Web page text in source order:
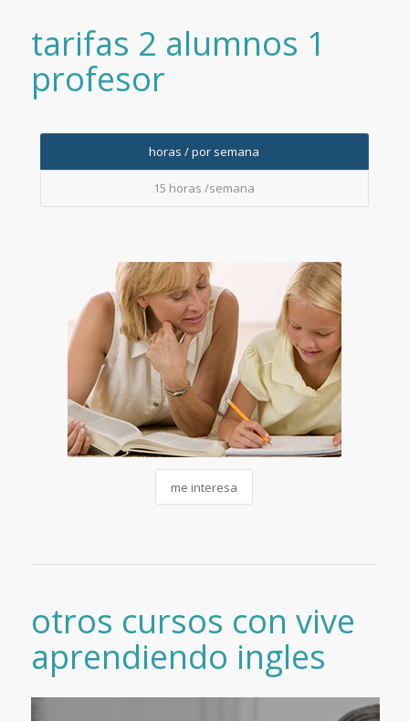
tarifas 2 alumnos 1
profesor
horas / por semana
15 horas /semana
me interesa
otros cursos con vive
aprendiendo ingles